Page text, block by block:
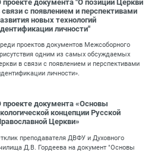
проекте документа "О позиции Церкви
связи с появлением и перспективами
новых технологий
личности"
проектов документов Межсоборного
одним из самых обсуждаемых
в связи с появлением и перспективами
личности».
проекте документа «Основы
концепции Русской
Церкви»
преподавателя ДВФУ и Духовного
Д.В. Гордеева на документ "Основы